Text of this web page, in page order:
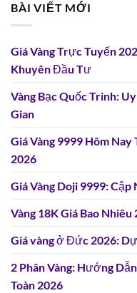
BÀI VIẾT MỚI
Giá Vàng Trực Tuyến
Khuyên Đầu Tư
Vàng Bạc Quốc Trinh:
Gian
Giá Vàng 9999 Hôm
2026
Giá Vàng Doji 9999:
Vàng 18K Giá Bao
Giá vàng ở Đức 2026:
2 Phân Vàng: Hướng
Toàn 2026